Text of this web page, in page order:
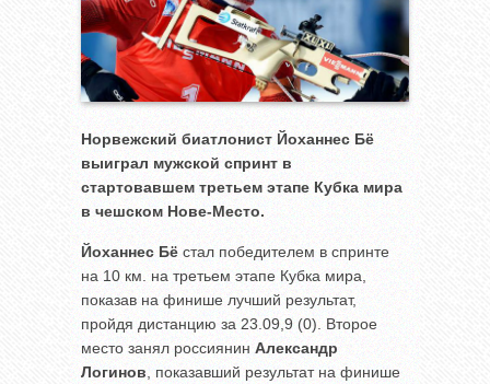
Норвежский биатлонист Йоханнес Бё
выиграл мужской спринт в
стартовавшем третьем этапе Кубка мира
в чешском Нове-Место.
Йоханнес Бё стал победителем в спринте
на 10 км. на третьем этапе Кубка мира,
показав на финише лучший результат,
пройдя дистанцию за 23.09,9 (0). Второе
место занял россиянин Александр
Логинов , показавший результат на финише